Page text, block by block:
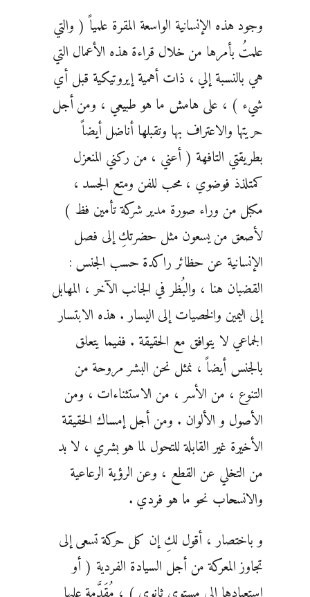
وجود هذه الإنسانية الواسعة المقرة علمياً ( والتي
علمتُ بأمرها من خلال قراءة هذه الأعمال التي
هي بالنسبة إلي ، ذات أهمية إيروتيكية قبل أي
شيء ) ، على هامش ما هو طبيعي ، ومن أجل
حريتها والاعتراف بها وتقبلها أناضل أيضاً
بطريقتي التافهة ( أعني ، من ركني المنعزل
كمتلذذ فوضوي ، محب للفن ومتع الجسد ،
مكبل من وراء صورة مدير شركة تأمين فظ )
لأصعق من يسعون مثل حضرتكِ إلى فصل
الإنسانية عن حظائر راكدة حسب الجنس :
القضبان هنا ، والبُظر في الجانب الآخر ، المهابل
إلى اليمين والخصيات إلى اليسار . هذه الابتسار
الجماعي لا يتوافق مع الحقيقة . ففيما يتعلق
بالجنس أيضاً ، نمثل نحن البشر مروحة من
التنوع ، من الأسر ، من الاستثناءات ، ومن
الأصول و الألوان . ومن أجل إمساك الحقيقة
الأخيرة غير القابلة للتحول لما هو بشري ، لا بد
من التخلي عن القطع ، وعن الرؤية الرعاعية
والانسحاب نحو ما هو فردي .
و باختصار ، أقول لكِ إن كل حركة تسعى إلى
تجاوز المعركة من أجل السيادة الفردية ( أو